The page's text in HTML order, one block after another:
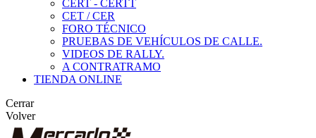
CERT - CERTT
CET / CER
FORO TÉCNICO
PRUEBAS DE VEHÍCULOS DE CALLE.
VIDEOS DE RALLY.
A CONTRATRAMO
TIENDA ONLINE
Cerrar
Volver